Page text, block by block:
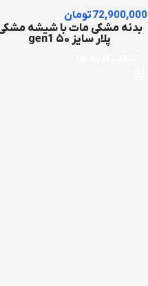
72,900,000تومان
بدنه مشکی مات با شیشه
پلار سایز ۵۰ gen1